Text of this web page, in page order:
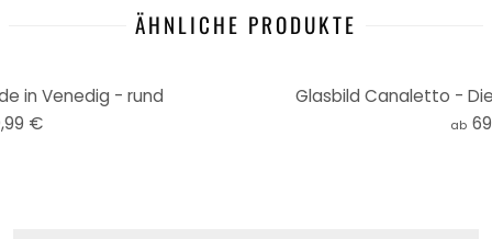
ÄHNLICHE PRODUKTE
in Venedig - rund
€
Glasbild Canaletto -
ab